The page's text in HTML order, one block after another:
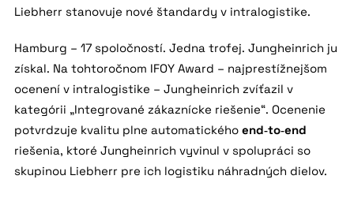
Liebherr stanovuje nové štandardy v intralogistike.
Hamburg – 17 spoločností. Jedna trofej. Jungheinrich ju
získal. Na tohtoročnom IFOY Award – najprestížnejšom
ocenení v intralogistike – Jungheinrich zvíťazil v
kategórii „Integrované zákaznícke riešenie“. Ocenenie
potvrdzuje kvalitu plne automatického end‑to‑end
riešenia, ktoré Jungheinrich vyvinul v spolupráci so
skupinou Liebherr pre ich logistiku náhradných dielov.